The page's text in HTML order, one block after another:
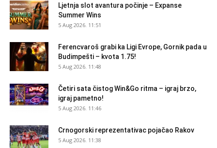
Ljetnja slot avantura počinje – Expanse
Summer Wins
5 Aug 2026. 11:51
Ferencvaroš grabi ka Ligi Evrope, Gornik pada u
Budimpešti – kvota 1.75!
5 Aug 2026. 11:48
Četiri sata čistog Win&Go ritma – igraj brzo,
igraj pametno!
5 Aug 2026. 11:46
Crnogorski reprezentativac pojačao Rakov
5 Aug 2026. 11:38